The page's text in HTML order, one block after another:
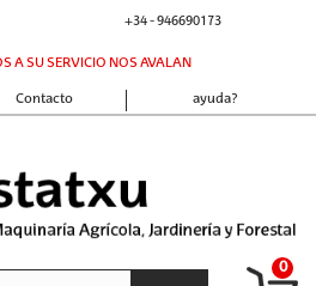
+34 - 946690173
A SU SERVICIO NOS AVALAN
ayuda?
Contacto
0